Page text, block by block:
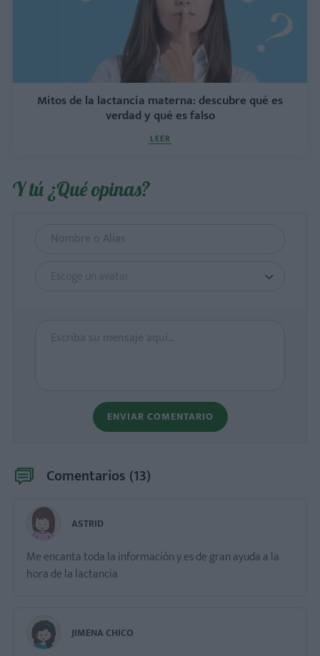
Mitos de la lactancia materna: descubre qué es
verdad y qué es falso
LEER
Y tú ¿Qué opinas?
Escoge un avatar
ENVIAR COMENTARIO
Comentarios (13)
ASTRID
Me encanta toda la información y es de gran ayuda a la
hora de la lactancia
JIMENA CHICO